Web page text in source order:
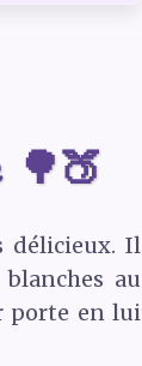
délicieux. Il
au
porte en lui